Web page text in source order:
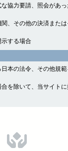
協力要請、照会があ
、その他の決済また
する場合
本の法令、その他規
を除いて、当サイト